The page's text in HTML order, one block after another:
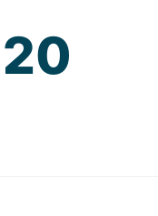
20